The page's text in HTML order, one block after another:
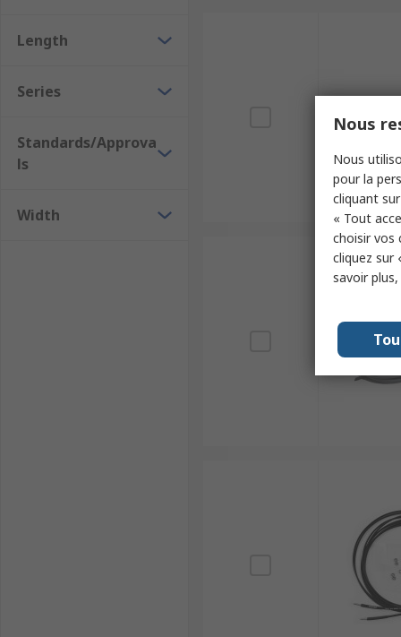
Length
Series
Standards/Approva
ls
Width
Nous
Nous
pour la
cliquant sur
« Tout
choisir vos
cliquez sur
savoir